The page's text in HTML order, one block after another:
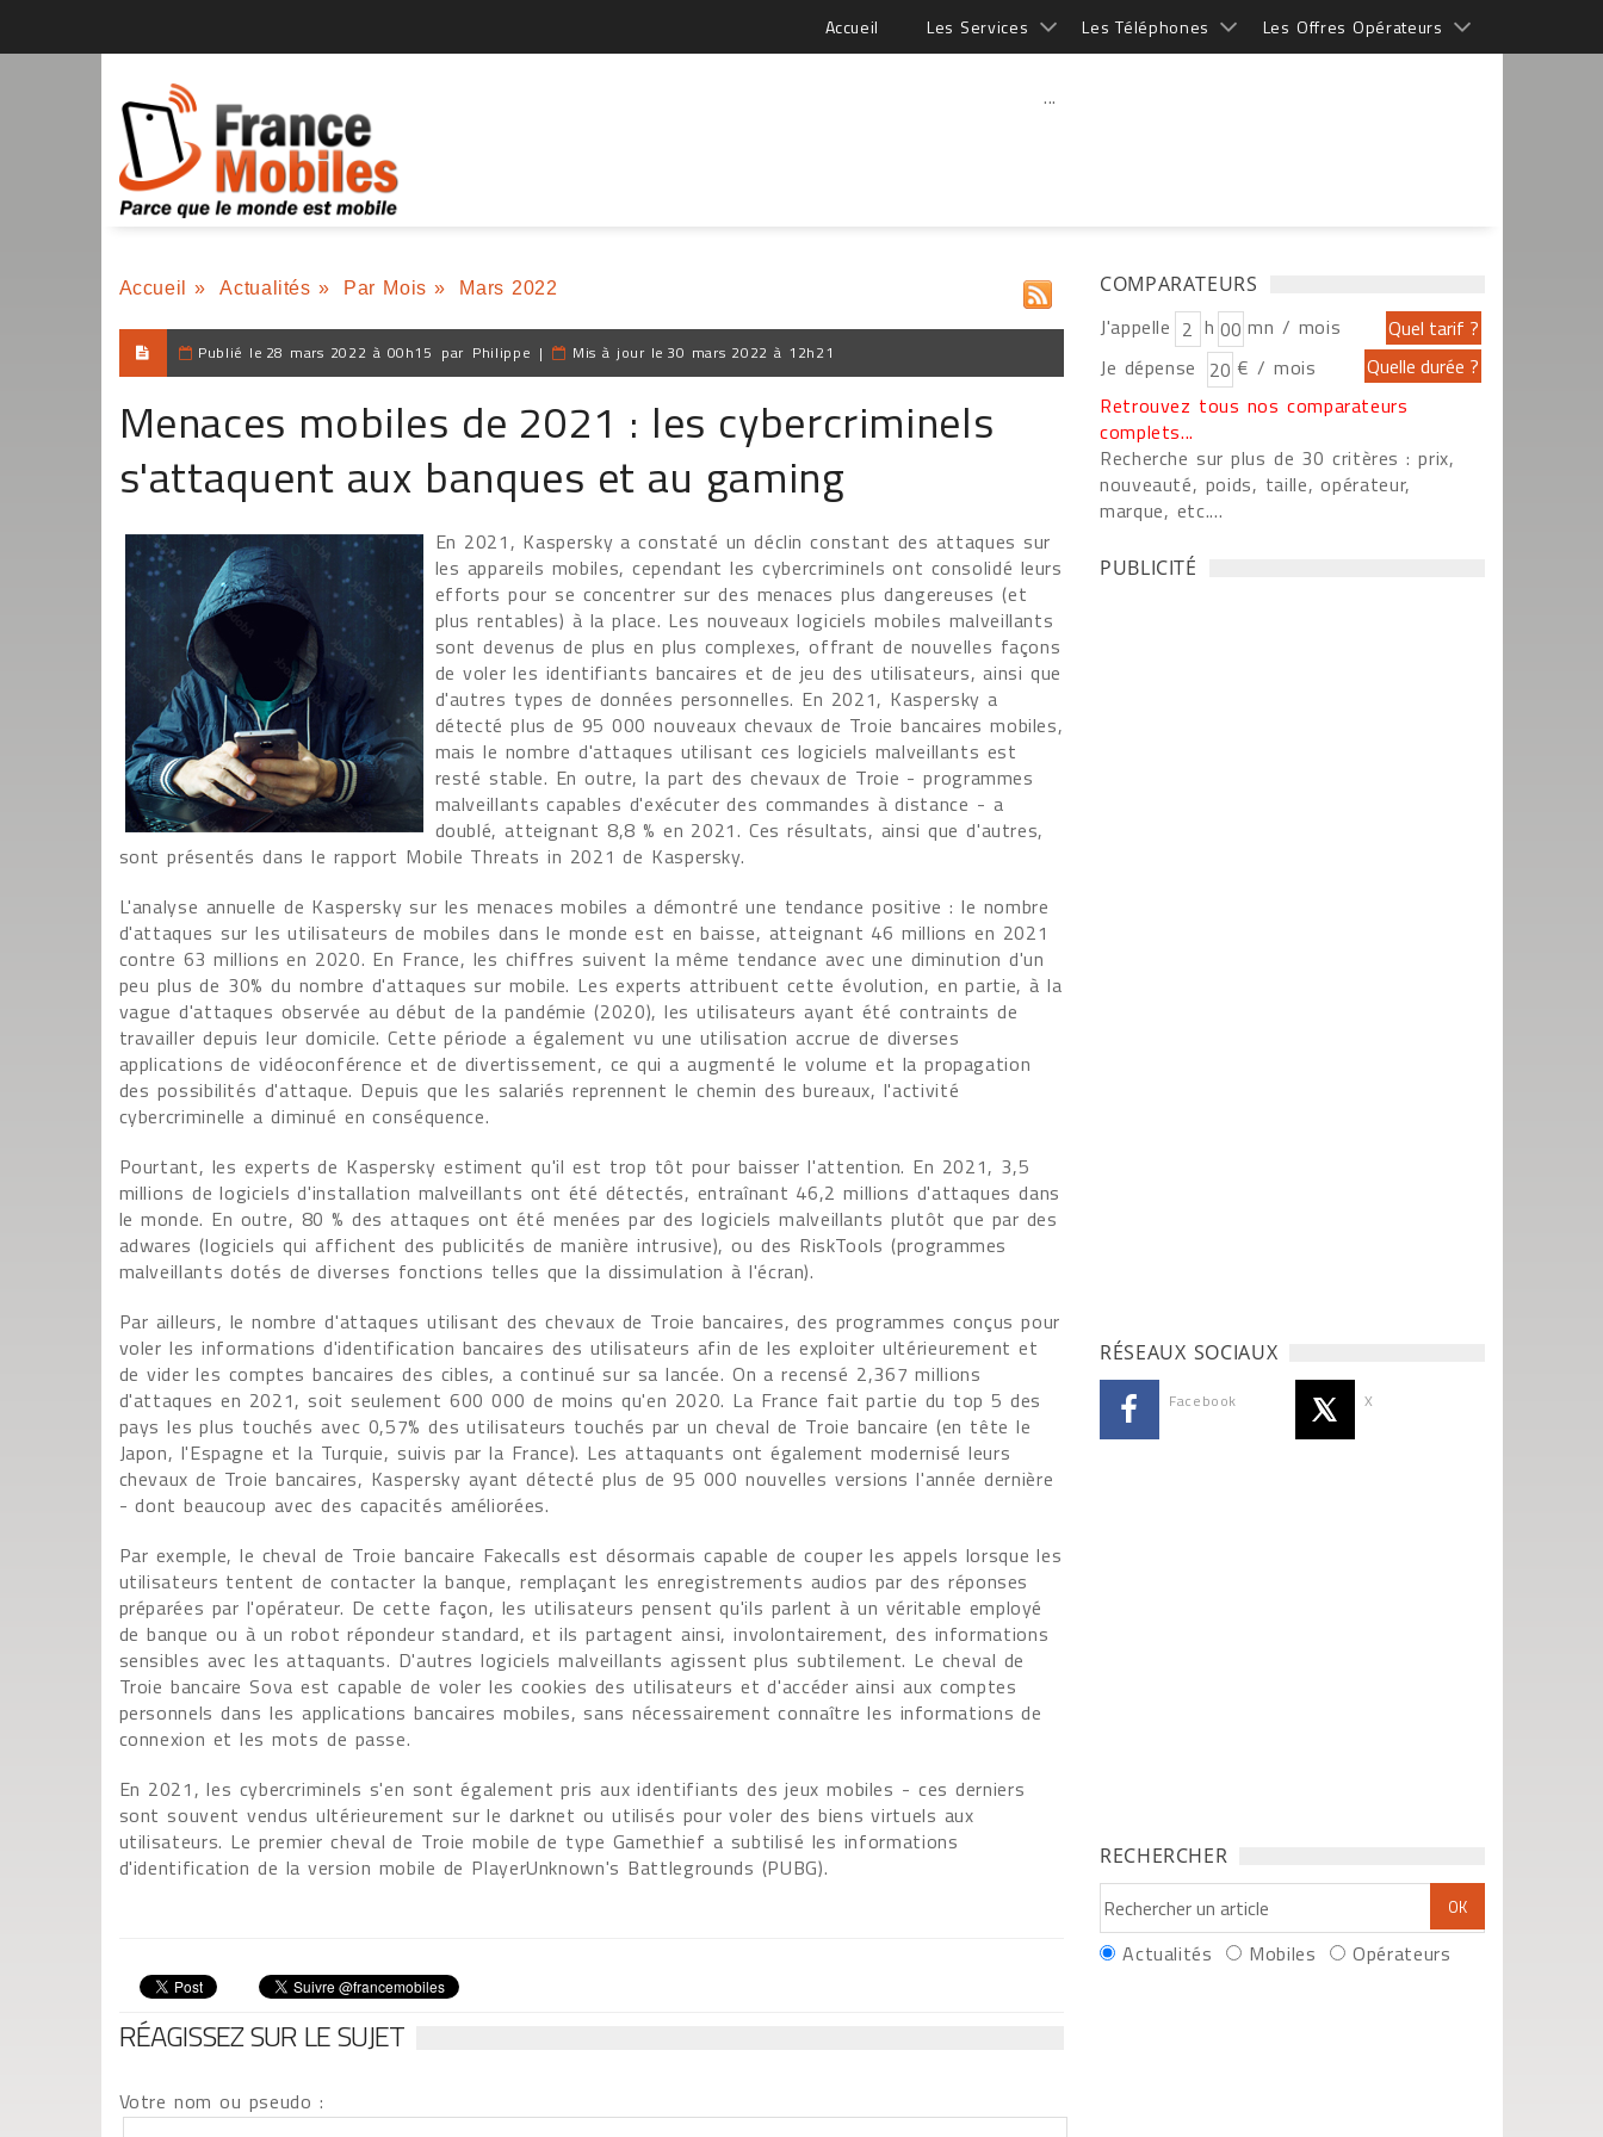
Accueil Les Services Les Téléphones Les Offres Opérateurs
...
Accueil » Actualités » Par Mois » Mars 2022
Publié le 28 mars 2022 à 00h15 par Philippe | Mis à jour le 30 mars 2022 à 12h21
Menaces mobiles de 2021 : les cybercriminels
s'attaquent aux banques et au gaming
En 2021, Kaspersky a constaté un déclin constant des attaques sur
les appareils mobiles, cependant les cybercriminels ont consolidé leurs
efforts pour se concentrer sur des menaces plus dangereuses (et
plus rentables) à la place. Les nouveaux logiciels mobiles malveillants
sont devenus de plus en plus complexes, offrant de nouvelles façons
de voler les identifiants bancaires et de jeu des utilisateurs, ainsi que
d'autres types de données personnelles. En 2021, Kaspersky a
détecté plus de 95 000 nouveaux chevaux de Troie bancaires mobiles,
mais le nombre d'attaques utilisant ces logiciels malveillants est
resté stable. En outre, la part des chevaux de Troie - programmes
malveillants capables d'exécuter des commandes à distance - a
doublé, atteignant 8,8 % en 2021. Ces résultats, ainsi que d'autres,
sont présentés dans le rapport Mobile Threats in 2021 de Kaspersky.
L'analyse annuelle de Kaspersky sur les menaces mobiles a démontré une tendance positive : le nombre
d'attaques sur les utilisateurs de mobiles dans le monde est en baisse, atteignant 46 millions en 2021
contre 63 millions en 2020. En France, les chiffres suivent la même tendance avec une diminution d'un
peu plus de 30% du nombre d'attaques sur mobile. Les experts attribuent cette évolution, en partie, à la
vague d'attaques observée au début de la pandémie (2020), les utilisateurs ayant été contraints de
travailler depuis leur domicile. Cette période a également vu une utilisation accrue de diverses
applications de vidéoconférence et de divertissement, ce qui a augmenté le volume et la propagation
des possibilités d'attaque. Depuis que les salariés reprennent le chemin des bureaux, l'activité
cybercriminelle a diminué en conséquence.
Pourtant, les experts de Kaspersky estiment qu'il est trop tôt pour baisser l'attention. En 2021, 3,5
millions de logiciels d'installation malveillants ont été détectés, entraînant 46,2 millions d'attaques dans
le monde. En outre, 80 % des attaques ont été menées par des logiciels malveillants plutôt que par des
adwares (logiciels qui affichent des publicités de manière intrusive), ou des RiskTools (programmes
malveillants dotés de diverses fonctions telles que la dissimulation à l'écran).
Par ailleurs, le nombre d'attaques utilisant des chevaux de Troie bancaires, des programmes conçus pour
voler les informations d'identification bancaires des utilisateurs afin de les exploiter ultérieurement et
de vider les comptes bancaires des cibles, a continué sur sa lancée. On a recensé 2,367 millions
d'attaques en 2021, soit seulement 600 000 de moins qu'en 2020. La France fait partie du top 5 des
pays les plus touchés avec 0,57% des utilisateurs touchés par un cheval de Troie bancaire (en tête le
Japon, l'Espagne et la Turquie, suivis par la France). Les attaquants ont également modernisé leurs
chevaux de Troie bancaires, Kaspersky ayant détecté plus de 95 000 nouvelles versions l'année dernière
- dont beaucoup avec des capacités améliorées.
Par exemple, le cheval de Troie bancaire Fakecalls est désormais capable de couper les appels lorsque les
utilisateurs tentent de contacter la banque, remplaçant les enregistrements audios par des réponses
préparées par l'opérateur. De cette façon, les utilisateurs pensent qu'ils parlent à un véritable employé
de banque ou à un robot répondeur standard, et ils partagent ainsi, involontairement, des informations
sensibles avec les attaquants. D'autres logiciels malveillants agissent plus subtilement. Le cheval de
Troie bancaire Sova est capable de voler les cookies des utilisateurs et d'accéder ainsi aux comptes
personnels dans les applications bancaires mobiles, sans nécessairement connaître les informations de
connexion et les mots de passe.
En 2021, les cybercriminels s'en sont également pris aux identifiants des jeux mobiles - ces derniers
sont souvent vendus ultérieurement sur le darknet ou utilisés pour voler des biens virtuels aux
utilisateurs. Le premier cheval de Troie mobile de type Gamethief a subtilisé les informations
d'identification de la version mobile de PlayerUnknown's Battlegrounds (PUBG).
RÉAGISSEZ SUR LE SUJET
Votre nom ou pseudo :
COMPARATEURS
J'appelle h
mn / mois
Je dépense
€ / mois
Retrouvez tous nos comparateurs
complets...
Recherche sur plus de 30 critères : prix,
nouveauté, poids, taille, opérateur,
marque, etc....
PUBLICITÉ
RÉSEAUX SOCIAUX
Facebook X
RECHERCHER
Actualités Mobiles Opérateurs